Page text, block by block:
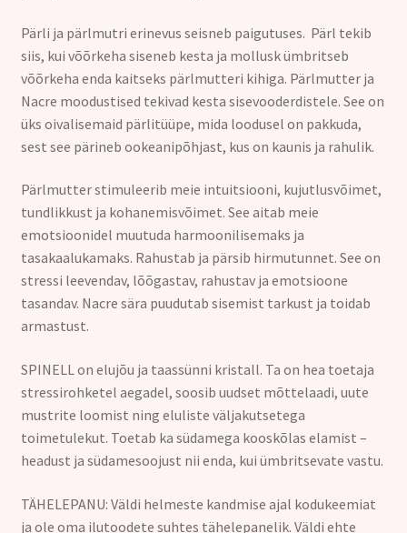
Pärli ja pärlmutri erinevus seisneb paigutuses. Pärl tekib
siis, kui võõrkeha siseneb kesta ja mollusk ümbritseb
võõrkeha enda kaitseks pärlmutteri kihiga. Pärlmutter ja
Nacre moodustised tekivad kesta sisevooderdistele. See on
üks oivalisemaid pärlitüüpe, mida loodusel on pakkuda,
sest see pärineb ookeanipõhjast, kus on kaunis ja rahulik.
Pärlmutter stimuleerib meie intuitsiooni, kujutlusvõimet,
tundlikkust ja kohanemisvõimet. See aitab meie
emotsioonidel muutuda harmoonilisemaks ja
tasakaalukamaks. Rahustab ja pärsib hirmutunnet. See on
stressi leevendav, lõõgastav, rahustav ja emotsioone
tasandav. Nacre sära puudutab sisemist tarkust ja toidab
armastust.
SPINELL on elujõu ja taassünni kristall. Ta on hea toetaja
stressirohketel aegadel, soosib uudset mõttelaadi, uute
mustrite loomist ning eluliste väljakutsetega
toimetulekut. Toetab ka südamega kooskõlas elamist –
headust ja südamesoojust nii enda, kui ümbritsevate vastu.
TÄHELEPANU: Väldi helmeste kandmise ajal kodukeemiat
ja ole oma ilutoodete suhtes tähelepanelik. Väldi ehte